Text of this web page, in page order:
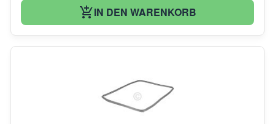
IN DEN WARENKORB